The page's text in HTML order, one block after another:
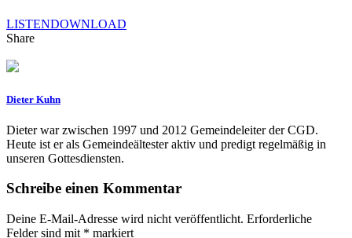
LISTENDOWNLOAD
Share
Dieter Kuhn
Dieter war zwischen 1997 und 2012 Gemeindeleiter der CGD.
Heute ist er als Gemeindeältester aktiv und predigt regelmäßig in
unseren Gottesdiensten.
Schreibe einen Kommentar
Deine E-Mail-Adresse wird nicht veröffentlicht. Erforderliche
Felder sind mit * markiert